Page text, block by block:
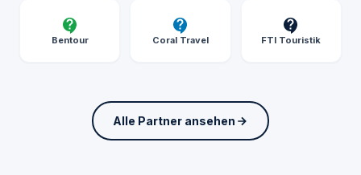
Bentour Coral Travel FTI Touristik
Alle Partner ansehen